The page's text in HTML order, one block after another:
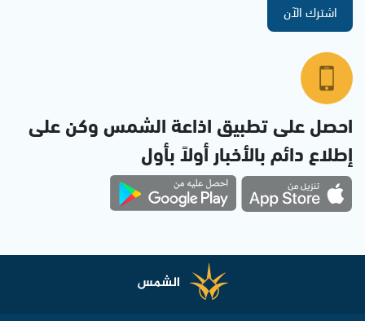
اشترك الآن
احصل على تطبيق اذاعة الشمس وكن على
إطلاع دائم بالأخبار أولاً بأول